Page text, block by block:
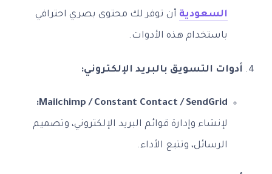
السعودية أن توفر لك محتوى بصري احترافي
باستخدام هذه الأدوات.
أدوات التسويق بالبريد الإلكتروني:
Mailchimp / Constant Contact / SendGrid:
لإنشاء وإدارة قوائم البريد الإلكتروني، وتصميم
الرسائل، وتتبع الأداء.